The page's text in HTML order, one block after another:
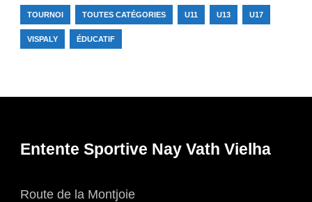
TOURNOI TOUTES CATÉGORIES U11 U13 U17
VISPALY ÉDUCATIF
Entente Sportive Nay Vath Vielha
Route de la Montjoie